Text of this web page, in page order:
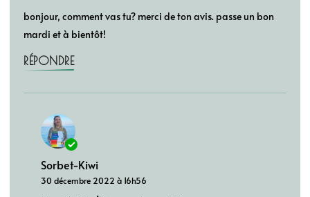
bonjour, comment vas tu? merci de ton avis. passe un bon
mardi et à bientôt!
RÉPONDRE
Sorbet-Kiwi
30 décembre 2022 à 16h56